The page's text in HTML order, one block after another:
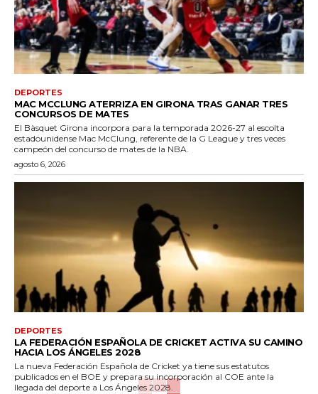
DEPORTES
MAC MCCLUNG ATERRIZA EN GIRONA TRAS GANAR TRES
CONCURSOS DE MATES
El Bàsquet Girona incorpora para la temporada 2026-27 al escolta
estadounidense Mac McClung, referente de la G League y tres veces
campeón del concurso de mates de la NBA.
agosto 6, 2026
DEPORTES
LA FEDERACIÓN ESPAÑOLA DE CRICKET ACTIVA SU CAMINO
HACIA LOS ÁNGELES 2028
La nueva Federación Española de Cricket ya tiene sus estatutos
publicados en el BOE y prepara su incorporación al COE ante la
llegada del deporte a Los Ángeles 2028.